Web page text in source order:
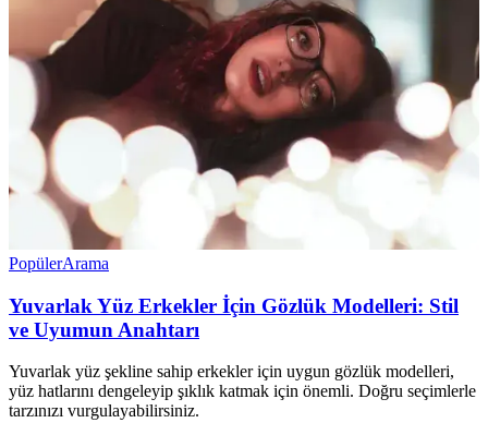
PopülerArama
Yuvarlak Yüz Erkekler İçin Gözlük Modelleri: Stil
ve Uyumun Anahtarı
Yuvarlak yüz şekline sahip erkekler için uygun gözlük modelleri,
yüz hatlarını dengeleyip şıklık katmak için önemli. Doğru seçimlerle
tarzınızı vurgulayabilirsiniz.